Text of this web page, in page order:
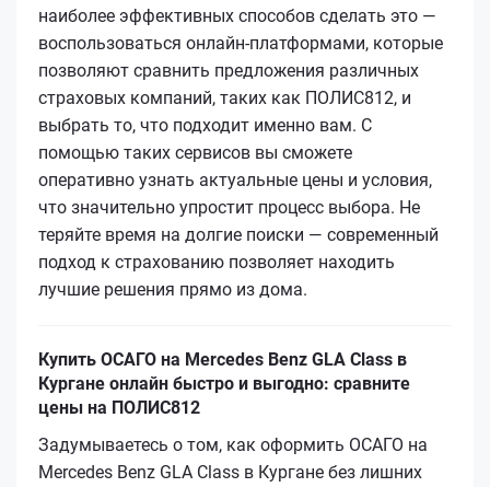
наиболее эффективных способов сделать это —
воспользоваться онлайн-платформами, которые
позволяют сравнить предложения различных
страховых компаний, таких как ПОЛИС812, и
выбрать то, что подходит именно вам. С
помощью таких сервисов вы сможете
оперативно узнать актуальные цены и условия,
что значительно упростит процесс выбора. Не
теряйте время на долгие поиски — современный
подход к страхованию позволяет находить
лучшие решения прямо из дома.
Купить ОСАГО на Mercedes Benz GLA Class в
Кургане онлайн быстро и выгодно: сравните
цены на ПОЛИС812
Задумываетесь о том, как оформить ОСАГО на
Mercedes Benz GLA Class в Кургане без лишних